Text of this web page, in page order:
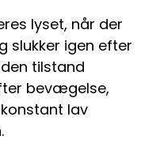
lyset, når der
slukker igen efter
tilstand
bevægelse,
lav